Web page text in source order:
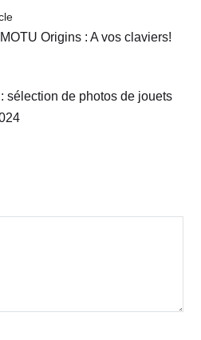
Origins : A vos claviers!
: sélection de photos de jouets